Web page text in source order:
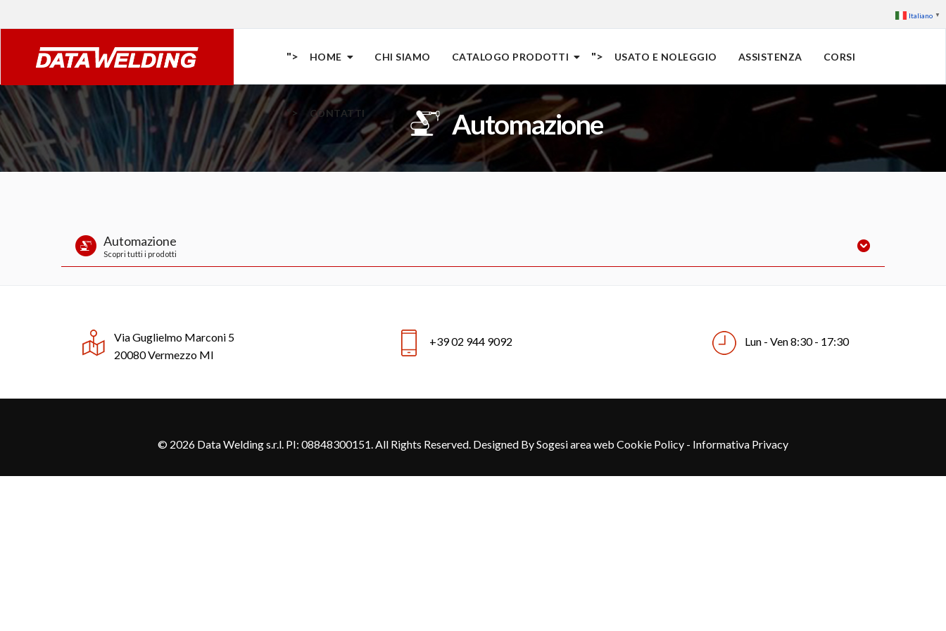
Italiano ▼
"> HOME CHI SIAMO CATALOGO PRODOTTI "> USATO E NOLEGGIO ASSISTENZA CORSI
"> CONTATTI Automazione
Automazione
Scopri tutti i prodotti
Automazione
Via Guglielmo Marconi 5
20080 Vermezzo MI
+39 02 944 9092 Lun - Ven 8:30 - 17:30
© 2026 Data Welding s.r.l. PI: 08848300151. All Rights Reserved. Designed By Sogesi area web Cookie Policy - Informativa Privacy